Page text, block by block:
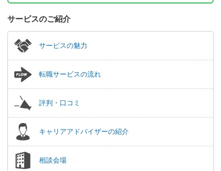
サービスのご紹介
サービスの魅力
転職サービスの流れ
評判・口コミ
キャリアアドバイザーの紹介
相談会場